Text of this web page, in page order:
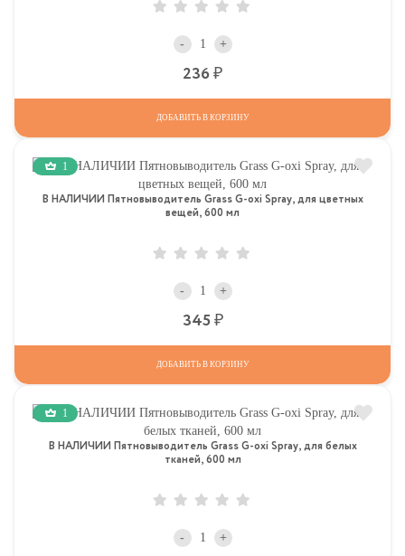
- +
236
ДОБАВИТЬ В КОРЗИНУ
1
В НАЛИЧИИ Пятновыводитель Grass G-oxi Spray, для цветных
вещей, 600 мл
- +
345
ДОБАВИТЬ В КОРЗИНУ
1
В НАЛИЧИИ Пятновыводитель Grass G-oxi Spray, для белых
тканей, 600 мл
- +